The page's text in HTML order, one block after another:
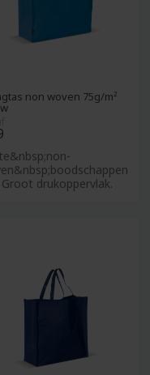
non woven 75g/m²
drukoppervlak.